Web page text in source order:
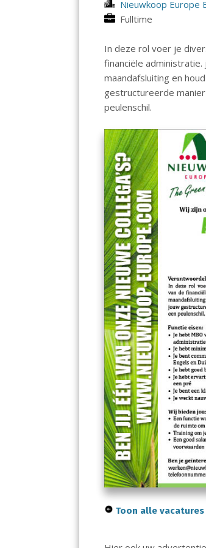
Nieuwkoop Europe
Fulltime
In deze rol voer je
financiële
maandafsluiting en
gestructureerde
peulenschil.
Toon alle vacatures